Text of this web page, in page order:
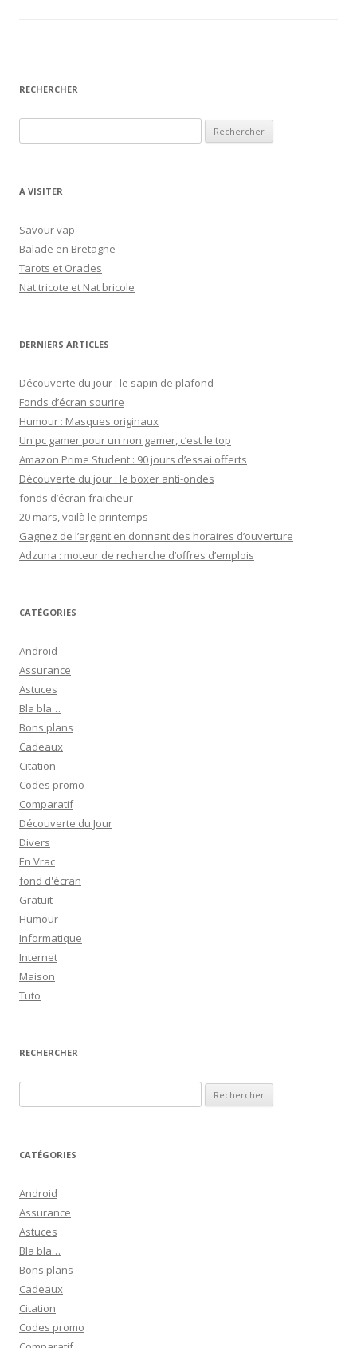
RECHERCHER
e
h
r
c
h
e
:
A VISITER
Savour vap
Balade en Bretagne
Tarots et Oracles
Nat tricote et Nat bricole
DERNIERS ARTICLES
Découverte du jour : le sapin de plafond
Fonds d’écran sourire
Humour : Masques originaux
Un pc gamer pour un non gamer, c’est le top
Amazon Prime Student : 90 jours d’essai offerts
Découverte du jour : le boxer anti-ondes
fonds d’écran fraicheur
20 mars, voilà le printemps
Gagnez de l’argent en donnant des horaires d’ouverture
Adzuna : moteur de recherche d’offres d’emplois
CATÉGORIES
Android
Assurance
Astuces
Bla bla…
Bons plans
Cadeaux
Citation
Codes promo
Comparatif
Découverte du Jour
Divers
En Vrac
fond d'écran
Gratuit
Humour
Informatique
Internet
Maison
Tuto
RECHERCHER
e
h
r
c
h
e
r
:
CATÉGORIES
Android
Assurance
Astuces
Bla bla…
Bons plans
Cadeaux
Citation
Codes promo